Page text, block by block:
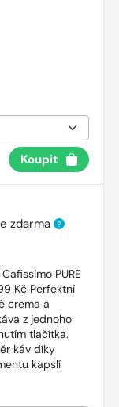
Koupit
zdarma ?
PURE
Kč Perfektní
crema a
z jednoho
tlačítka.
káv díky
kapslí